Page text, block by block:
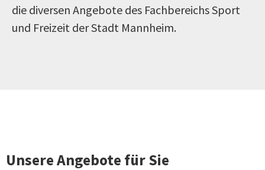
die diversen Angebote des Fachbereichs Sport
und Freizeit der Stadt Mannheim.
Unsere Angebote für Sie